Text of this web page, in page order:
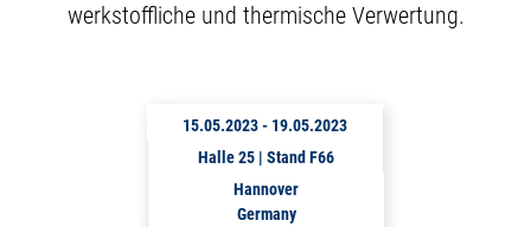
werkstoffliche und thermische Verwertung.
15.05.2023- 19.05.2023
Halle 25 | Stand F66
Hannover
Germany